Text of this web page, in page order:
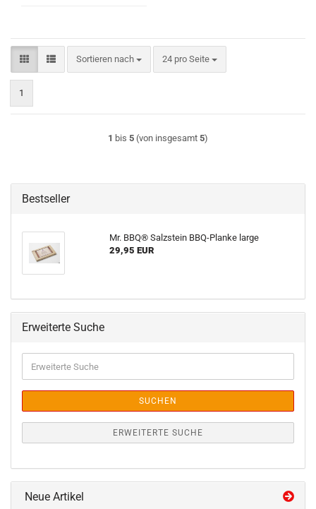
Sortieren nach
Sortieren nach 24 pro Seite
pro Seite
1
1 bis 5 (von insgesamt 5)
Bestseller
Mr. BBQ® Salzstein BBQ-Planke large
29,95 EUR
Erweiterte Suche
Suche
SUCHEN
ERWEITERTE SUCHE
Neue Artikel